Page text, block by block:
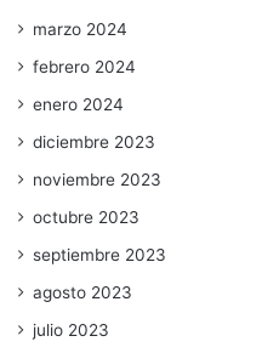
marzo 2024
febrero 2024
enero 2024
diciembre 2023
noviembre 2023
octubre 2023
septiembre 2023
agosto 2023
julio 2023